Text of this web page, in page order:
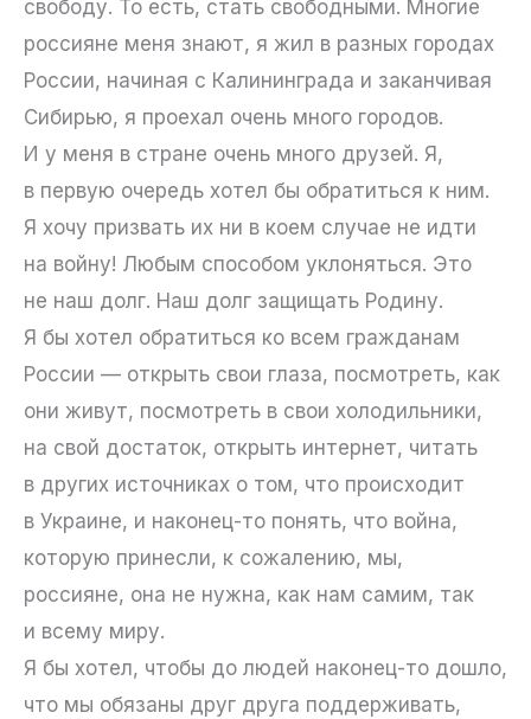
свободу. То есть, стать свободными. Многие
россияне меня знают, я жил в разных городах
России, начиная с Калининграда и заканчивая
Сибирью, я проехал очень много городов.
И у меня в стране очень много друзей. Я,
в первую очередь хотел бы обратиться к ним.
Я хочу призвать их ни в коем случае не идти
на войну! Любым способом уклоняться. Это
не наш долг. Наш долг защищать Родину.
Я бы хотел обратиться ко всем гражданам
России — открыть свои глаза, посмотреть, как
они живут, посмотреть в свои холодильники,
на свой достаток, открыть интернет, читать
в других источниках о том, что происходит
в Украине, и наконец-то понять, что война,
которую принесли, к сожалению, мы,
россияне, она не нужна, как нам самим, так
и всему миру.
Я бы хотел, чтобы до людей наконец-то дошло,
что мы обязаны друг друга поддерживать,